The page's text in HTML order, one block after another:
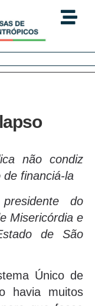
não condiz
financiá-la
do
Misericórdia e
de São
Único de
havia muitos